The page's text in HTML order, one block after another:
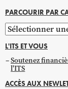
PARCOURIR PAR
Parcourir
par
catégorie
L'ITS ET VOUS
Soutenez
l'ITS
ACCÈS AUX